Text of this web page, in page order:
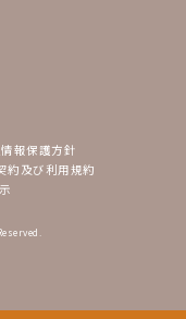
報保護方針
約及び利用規約